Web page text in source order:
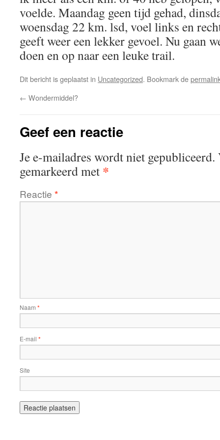
voelde. Maandag geen tijd gehad,
woensdag 22 km. lsd, voel links en
geeft weer een lekker gevoel. Nu gaan
doen en op naar een leuke trail.
Dit bericht is geplaatst in Uncategorized. Bookmark de
← Wondermiddel?
Geef een reactie
Je e-mailadres wordt niet gepubliceerd.
gemarkeerd met *
Reactie *
Naam *
E-mail *
Site